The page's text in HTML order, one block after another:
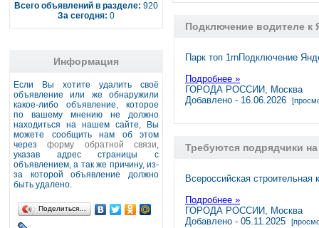
Всего объявлений в разделе: 920
За сегодня: 0
Информация
Если Вы хотите удалить своё
объявление или же обнаружили
какое-либо объявление, которое
по вашему мнению не должно
находиться на нашем сайте, Вы
можете сообщить нам об этом
черезформу обратной связи,
указав адрес страницы с
объявлением, а так же причину, из-
за которой объявление должно
быть удалено.
Поделиться…
Подключение водителе к
Парк топ 1rnПодключение
Подробнее »
ГОРОДА РОССИИ, Москва
Добавлено - 16.06.2026
Требуются подрядчики
Всероссийская
Подробнее »
ГОРОДА РОССИИ, Москва
Добавлено - 05.11.2025